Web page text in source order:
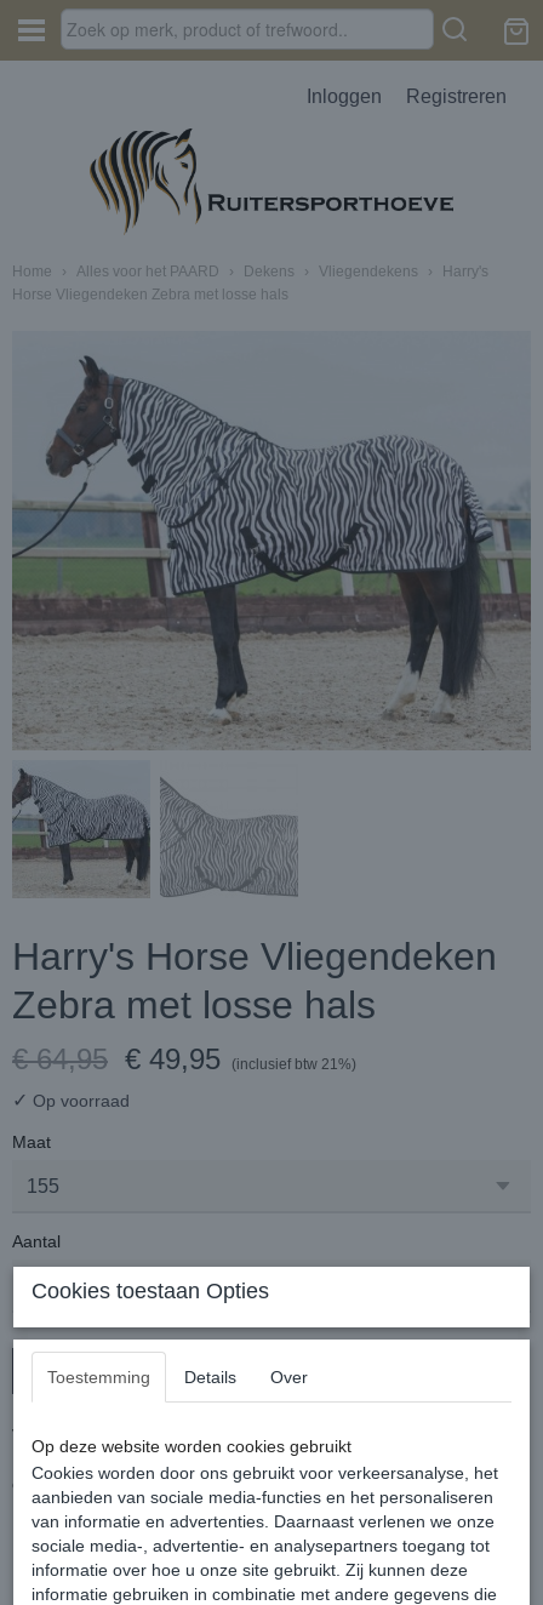
Inloggen Registreren
Home › Alles voor het PAARD › Dekens › Vliegendekens ›
Harry's
Horse Vliegendeken Zebra met losse hals
Harry's Horse Vliegendeken
Zebra met losse hals
€ 64,95 € 49,95 (inclusief btw 21%)
✓ Op voorraad
Maat
Aantal
In winkelwagen
Vliegendeken met afneembare hals en zebraprint.
De hals en de deken zijn eenvoudig en snel te sluiten door
clipsluitingen. Inclusief kruissingels en bilkoorden.
100% polyester
Reacties
Cookies toestaan Opties
Toestemming Details Over
Op deze website worden cookies gebruikt
Cookies worden door ons gebruikt voor verkeersanalyse, het
aanbieden van sociale media-functies en het personaliseren
van informatie en advertenties. Daarnaast verlenen we onze
sociale media-, advertentie- en analysepartners toegang tot
informatie over hoe u onze site gebruikt. Zij kunnen deze
informatie gebruiken in combinatie met andere gegevens die